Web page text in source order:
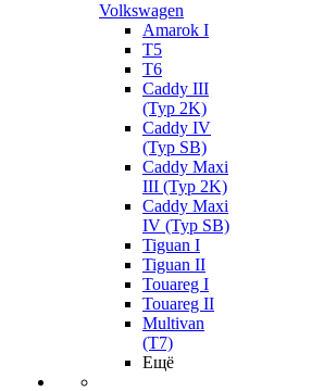
Volkswagen
Amarok I
T5
T6
Caddy III
(Typ 2K)
Caddy IV
(Typ SB)
Caddy Maxi
III (Typ 2K)
Caddy Maxi
IV (Typ SB)
Tiguan I
Tiguan II
Touareg I
Touareg II
Multivan
(T7)
Ещё